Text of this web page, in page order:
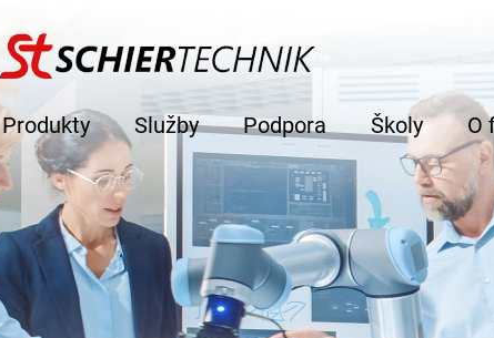
Produkty Služby Podpora Školy O